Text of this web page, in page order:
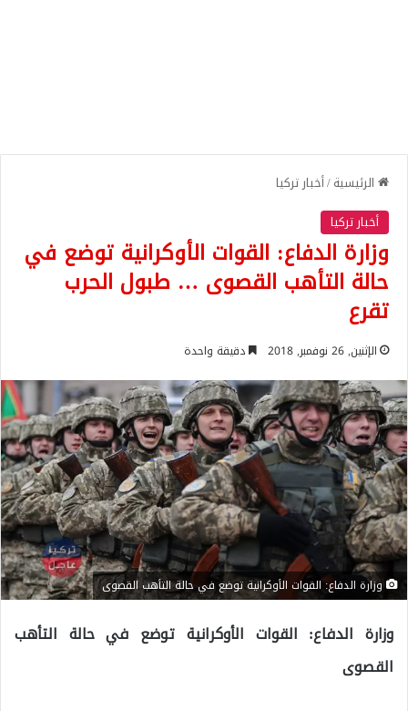
الرئيسية/أخبار تركيا
أخبار تركيا
وزارة الدفاع: القوات الأوكرانية توضع في
حالة التأهب القصوى … طبول الحرب
تقرع
الإثنين, 26 نوفمبر, 2018 دقيقة واحدة
وزارة الدفاع: القوات الأوكرانية توضع في حالة التأهب القصوى
وزارة الدفاع: القوات الأوكرانية توضع في حالة التأهب
القصوى